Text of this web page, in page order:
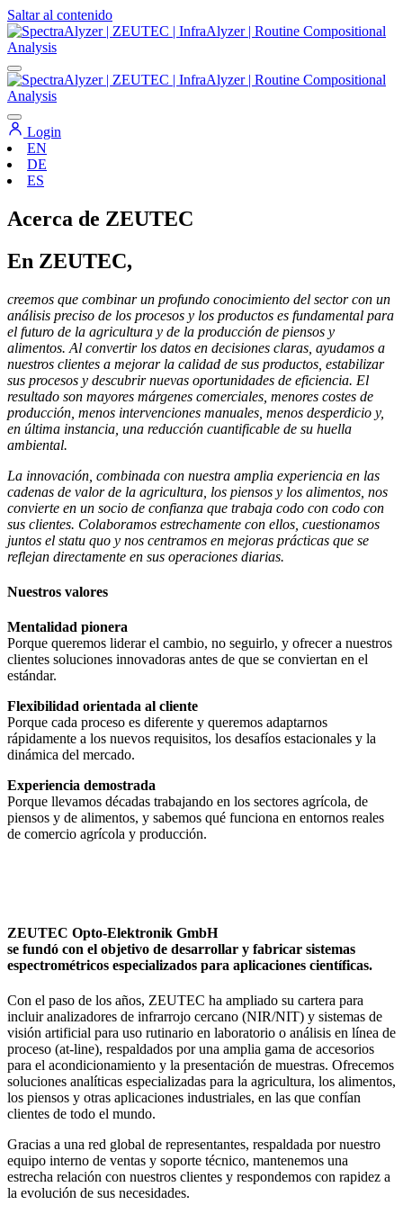
Saltar al contenido
Navegación
principal
Login
EN
DE
ES
Acerca de ZEUTEC
En ZEUTEC,
creemos que combinar un profundo conocimiento del sector con un
análisis preciso de los procesos y los productos es fundamental para
el futuro de la agricultura y de la producción de piensos y
alimentos. Al convertir los datos en decisiones claras, ayudamos a
nuestros clientes a mejorar la calidad de sus productos, estabilizar
sus procesos y descubrir nuevas oportunidades de eficiencia. El
resultado son mayores márgenes comerciales, menores costes de
producción, menos intervenciones manuales, menos desperdicio y,
en última instancia, una reducción cuantificable de su huella
ambiental.
La innovación, combinada con nuestra amplia experiencia en las
cadenas de valor de la agricultura, los piensos y los alimentos, nos
convierte en un socio de confianza que trabaja codo con codo con
sus clientes. Colaboramos estrechamente con ellos, cuestionamos
juntos el statu quo y nos centramos en mejoras prácticas que se
reflejan directamente en sus operaciones diarias.
Nuestros valores
Mentalidad pionera
Porque queremos liderar el cambio, no seguirlo, y ofrecer a nuestros
clientes soluciones innovadoras antes de que se conviertan en el
estándar.
Flexibilidad orientada al cliente
Porque cada proceso es diferente y queremos adaptarnos
rápidamente a los nuevos requisitos, los desafíos estacionales y la
dinámica del mercado.
Experiencia demostrada
Porque llevamos décadas trabajando en los sectores agrícola, de
piensos y de alimentos, y sabemos qué funciona en entornos reales
de comercio agrícola y producción.
ZEUTEC Opto-Elektronik GmbH
se fundó con el objetivo de desarrollar y fabricar sistemas
espectrométricos especializados para aplicaciones científicas.
Con el paso de los años, ZEUTEC ha ampliado su cartera para
incluir analizadores de infrarrojo cercano (NIR/NIT) y sistemas de
visión artificial para uso rutinario en laboratorio o análisis en línea de
proceso (at-line), respaldados por una amplia gama de accesorios
para el acondicionamiento y la presentación de muestras. Ofrecemos
soluciones analíticas especializadas para la agricultura, los alimentos,
los piensos y otras aplicaciones industriales, en las que confían
clientes de todo el mundo.
Gracias a una red global de representantes, respaldada por nuestro
equipo interno de ventas y soporte técnico, mantenemos una
estrecha relación con nuestros clientes y respondemos con rapidez a
la evolución de sus necesidades.